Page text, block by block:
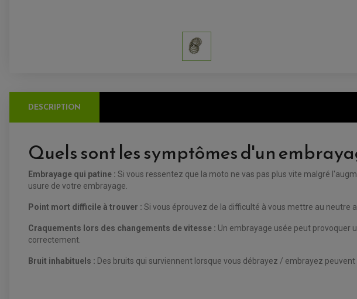
DESCRIPTION
Quels sont les symptômes d'un
Embrayage qui patine : Si vous ressentez que la moto ne vas pas plus vite malgré
usure de votre embrayage.
Point mort difficile à trouver : Si vous éprouvez de la difficulté à vous mettre au neutre
Craquements lors des changements de vitesse : Un embrayage usée peut provoquer
correctement.
Bruit inhabituels : Des bruits qui surviennent lorsque vous débrayez / embrayez